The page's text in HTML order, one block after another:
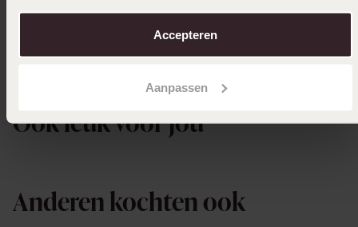
over in onscookiebeleid.
Accepteren
Aanpassen
Ook leuk voor jou
Anderen kochten ook